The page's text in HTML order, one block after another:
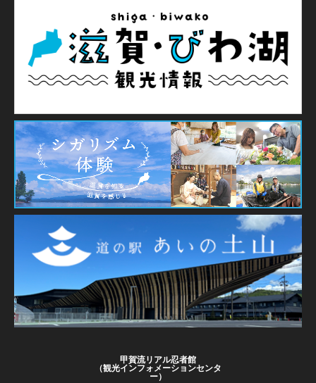
甲賀流リアル忍者館
（観光インフォメーションセンタ
ー）